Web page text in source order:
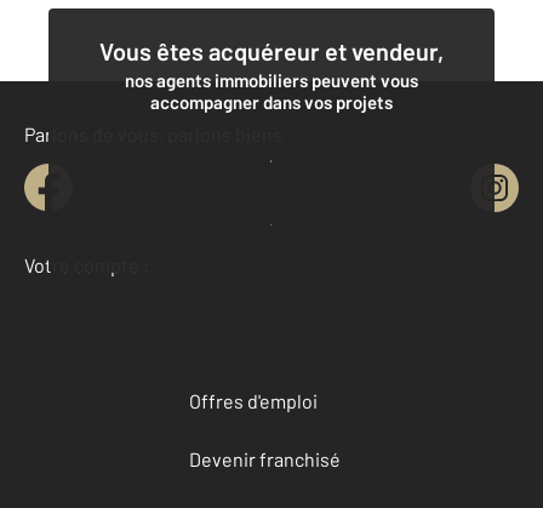
Vous êtes acquéreur et vendeur,
nos agents immobiliers peuvent vous
accompagner dans vos projets
Contacter l'agence
Demander une estimation
Parlons de vous, parlons biens
Votre compte :
Accéder à mon compte
Offres d'emploi
Devenir franchisé